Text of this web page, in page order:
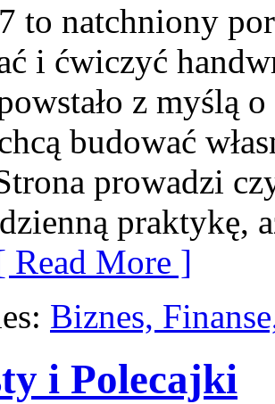
to natchniony
i ćwiczyć
z myślą
budować
prowadzi
praktykę,
Read More ]
Biznes,
i Polecajki